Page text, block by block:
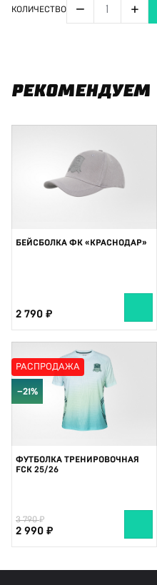
КОЛИЧЕСТВО − +
РЕКОМЕНДУЕМ
БЕЙСБОЛКА ФК «КРАСНОДАР»
2 790
РАСПРОДАЖА
−21%
ФУТБОЛКА ТРЕНИРОВОЧНАЯ
FCK 25/26
3 790
2 990